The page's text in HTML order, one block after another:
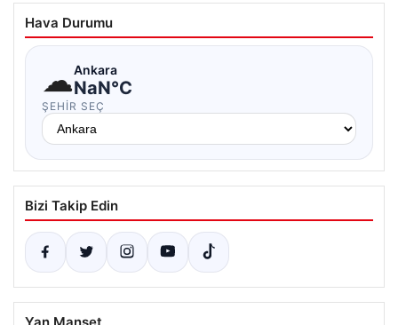
Hava Durumu
☁Ankara
NaN°C
ŞEHIR SEÇ
Bizi Takip Edin